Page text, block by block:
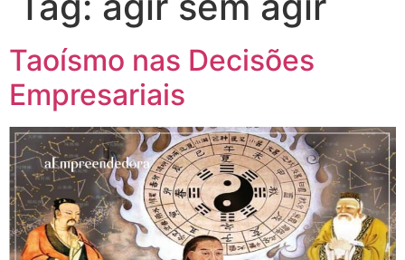
Taoísmo nas Decisões
Empresariais